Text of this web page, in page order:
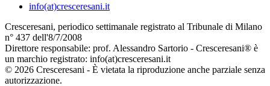
info(at)cresceresani.it
Cresceresani, periodico settimanale registrato al Tribunale di Milano
n° 437 dell'8/7/2008
Direttore responsabile: prof. Alessandro Sartorio - Cresceresani® è
un marchio registrato: info(at)cresceresani.it
© 2026 Cresceresani - È vietata la riproduzione anche parziale senza
autorizzazione.